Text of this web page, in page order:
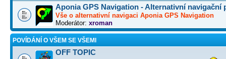
Aponia GPS Navigation - Alternativní navigační
Vše o alternativní navigaci Aponia GPS Navigation
Moderátor: xroman
POVÍDÁNÍ O VŠEM SE VŠEMI
OFF TOPIC